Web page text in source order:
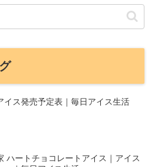
イス発売予定表｜毎日アイス生活
ハートチョコレートアイス｜アイス